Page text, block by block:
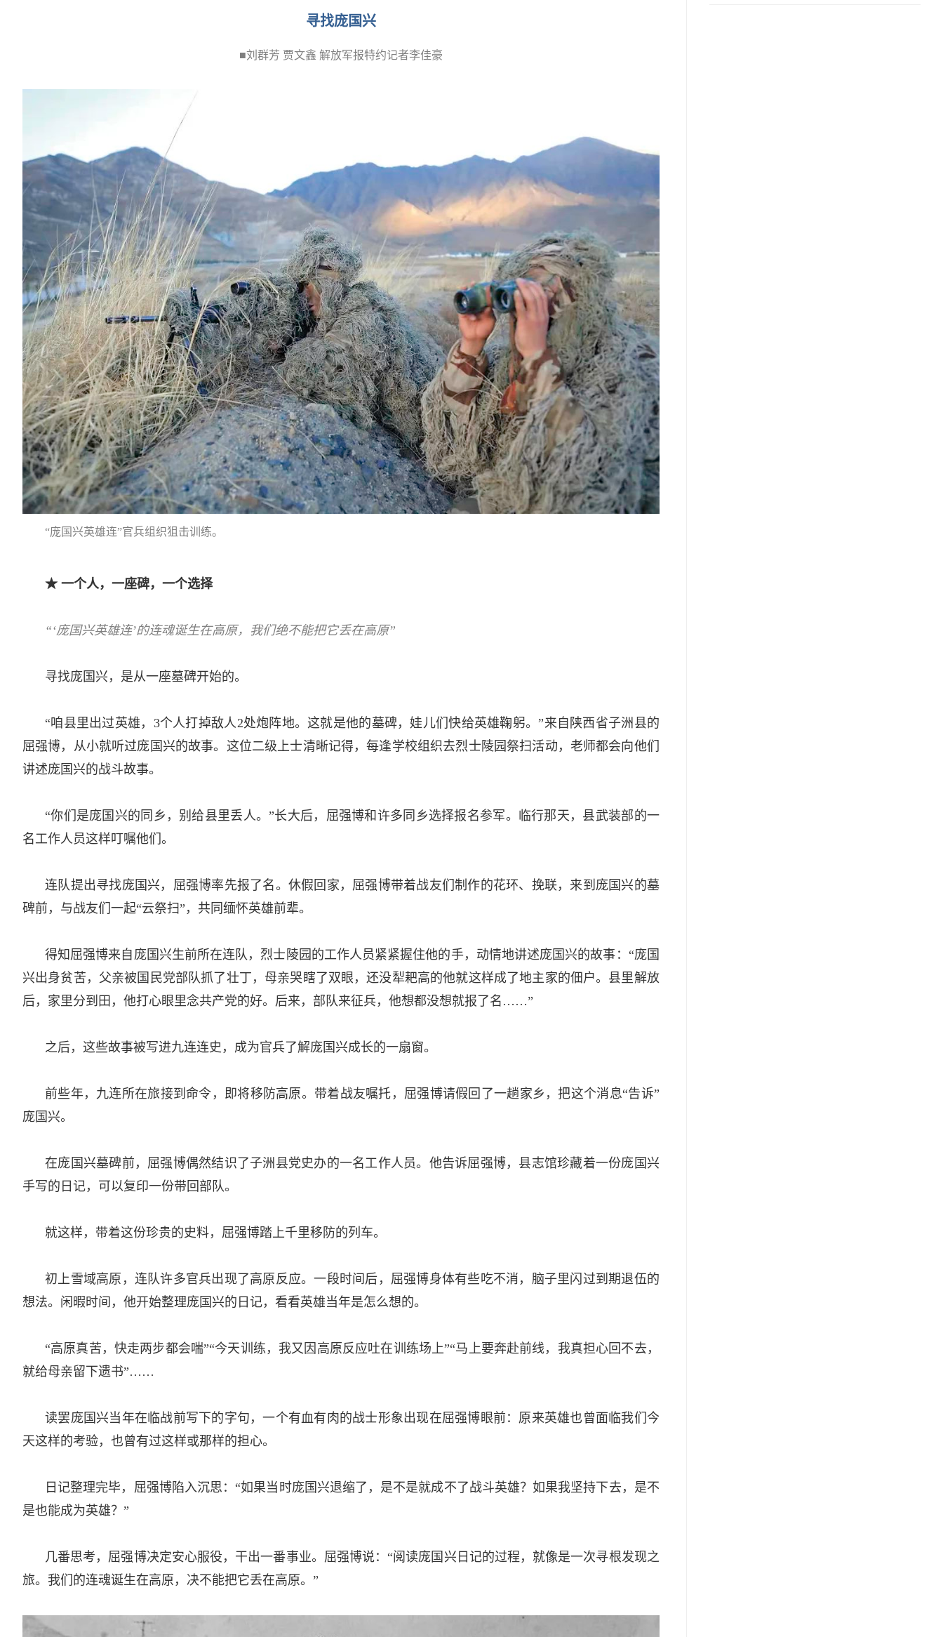
寻找庞国兴­
■刘群芳 贾文鑫­ 解放军报特约记者李佳豪­
“庞国兴英雄连”官兵组织狙击训练。­
★ 一个人，一座碑，一个选择­
“‘庞国兴英雄连’的连魂诞生在高原，我们绝不能把它丢在高原”­
寻找庞国兴，是从一座墓碑开始的。­
“咱县里出过英雄，3个人打掉敌人2处炮阵地。这就是他的墓碑，娃儿们快给英雄鞠躬。”来自陕西省子洲县的
屈强博，从小就听过庞国兴的故事。这位二级上士清晰记得，每逢学校组织去烈士陵园祭扫活动，老师都会向他们
讲述庞国兴的战斗故事。­
“你们是庞国兴的同乡，别给县里丢人。”长大后，屈强博和许多同乡选择报名参军。临行那天，县武装部的一
名工作人员这样叮嘱他们。­
连队提出寻找庞国兴，屈强博率先报了名。休假回家，屈强博带着战友们制作的花环、挽联，来到庞国兴的墓
碑前，与战友们一起“云祭扫”，共同缅怀英雄前辈。­
得知屈强博来自庞国兴生前所在连队，烈士陵园的工作人员紧紧握住他的手，动情地讲述庞国兴的故事：“庞国
兴出身贫苦，父亲被国民党部队抓了壮丁，母亲哭瞎了双眼，还没犁耙高的他就这样成了地主家的佃户。县里解放
后，家里分到田，他打心眼里念共产党的好。后来，部队来征兵，他想都没想就报了名……”­
之后，这些故事被写进九连连史，成为官兵了解庞国兴成长的一扇窗。­
前些年，九连所在旅接到命令，即将移防高原。带着战友嘱托，屈强博请假回了一趟家乡，把这个消息“告诉”
庞国兴。­
在庞国兴墓碑前，屈强博偶然结识了子洲县党史办的一名工作人员。他告诉屈强博，县志馆珍藏着一份庞国兴
手写的日记，可以复印一份带回部队。­
就这样，带着这份珍贵的史料，屈强博踏上千里移防的列车。­
初上雪域高原，连队许多官兵出现了高原反应。一段时间后，屈强博身体有些吃不消，脑子里闪过到期退伍的
想法。闲暇时间，他开始整理庞国兴的日记，看看英雄当年是怎么想的。­
“高原真苦，快走两步都会喘”“今天训练，我又因高原反应吐在训练场上”“马上要奔赴前线，我真担心回不去，
就给母亲留下遗书”……­
读罢庞国兴当年在临战前写下的字句，一个有血有肉的战士形象出现在屈强博眼前：原来英雄也曾面临我们今
天这样的考验，也曾有过这样或那样的担心。­
日记整理完毕，屈强博陷入沉思：“如果当时庞国兴退缩了，是不是就成不了战斗英雄？如果我坚持下去，是不
是也能成为英雄？”­
几番思考，屈强博决定安心服役，干出一番事业。屈强博说：“阅读庞国兴日记的过程，就像是一次寻根发现之
旅。我们的连魂诞生在高原，决不能把它丢在高原。”­